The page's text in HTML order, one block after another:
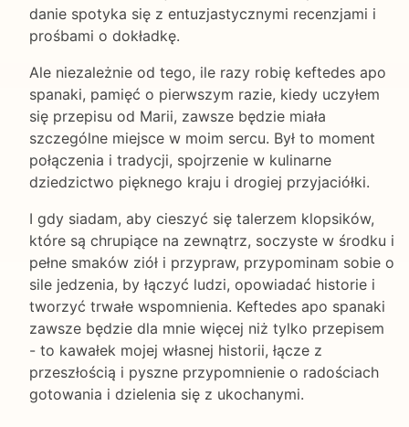
danie spotyka się z entuzjastycznymi recenzjami i
prośbami o dokładkę.
Ale niezależnie od tego, ile razy robię keftedes apo
spanaki, pamięć o pierwszym razie, kiedy uczyłem
się przepisu od Marii, zawsze będzie miała
szczególne miejsce w moim sercu. Był to moment
połączenia i tradycji, spojrzenie w kulinarne
dziedzictwo pięknego kraju i drogiej przyjaciółki.
I gdy siadam, aby cieszyć się talerzem klopsików,
które są chrupiące na zewnątrz, soczyste w środku i
pełne smaków ziół i przypraw, przypominam sobie o
sile jedzenia, by łączyć ludzi, opowiadać historie i
tworzyć trwałe wspomnienia. Keftedes apo spanaki
zawsze będzie dla mnie więcej niż tylko przepisem
- to kawałek mojej własnej historii, łącze z
przeszłością i pyszne przypomnienie o radościach
gotowania i dzielenia się z ukochanymi.